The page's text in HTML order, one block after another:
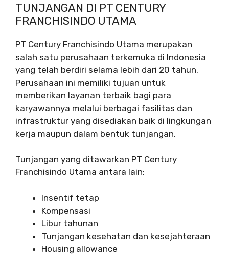
TUNJANGAN DI PT CENTURY
FRANCHISINDO UTAMA
PT Century Franchisindo Utama merupakan
salah satu perusahaan terkemuka di Indonesia
yang telah berdiri selama lebih dari 20 tahun.
Perusahaan ini memiliki tujuan untuk
memberikan layanan terbaik bagi para
karyawannya melalui berbagai fasilitas dan
infrastruktur yang disediakan baik di lingkungan
kerja maupun dalam bentuk tunjangan.
Tunjangan yang ditawarkan PT Century
Franchisindo Utama antara lain:
Insentif tetap
Kompensasi
Libur tahunan
Tunjangan kesehatan dan kesejahteraan
Housing allowance